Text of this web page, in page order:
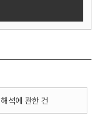
석에 관한 건